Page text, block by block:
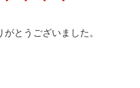
とうございました。